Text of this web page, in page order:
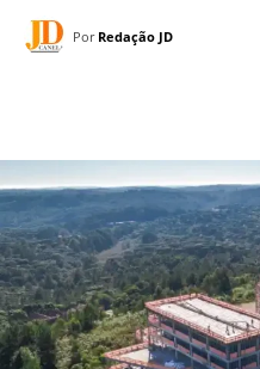
Por Redação JD